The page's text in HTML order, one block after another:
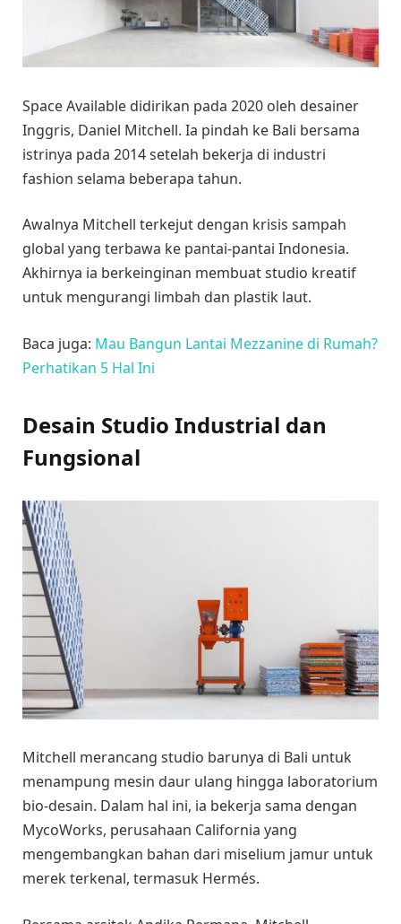
Space Available didirikan pada 2020 oleh desainer
Inggris, Daniel Mitchell. Ia pindah ke Bali bersama
istrinya pada 2014 setelah bekerja di industri
fashion selama beberapa tahun.
Awalnya Mitchell terkejut dengan krisis sampah
global yang terbawa ke pantai-pantai Indonesia.
Akhirnya ia berkeinginan membuat studio kreatif
untuk mengurangi limbah dan plastik laut.
Baca juga: Mau Bangun Lantai Mezzanine di Rumah?
Perhatikan 5 Hal Ini
Desain Studio Industrial dan
Fungsional
Mitchell merancang studio barunya di Bali untuk
menampung mesin daur ulang hingga laboratorium
bio-desain. Dalam hal ini, ia bekerja sama dengan
MycoWorks, perusahaan California yang
mengembangkan bahan dari miselium jamur untuk
merek terkenal, termasuk Hermés.